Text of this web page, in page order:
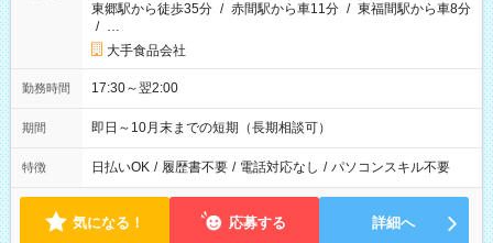
東郷駅から徒歩35分 / 赤間駅から車11分 / 東福間駅から車8分
/ …
大手食品会社
勤務時間 17:30～翌2:00
期間 即日～10月末までの短期（長期相談可）
特徴 日払いOK / 履歴書不要 / 電話対応なし / パソコンスキル不要
気になる！ 応募する 詳細へ